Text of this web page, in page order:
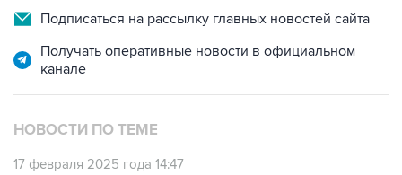
Подписаться на рассылку главных новостей сайта
Получать оперативные новости в официальном
канале
НОВОСТИ ПО ТЕМЕ
17 февраля 2025 года 14:47